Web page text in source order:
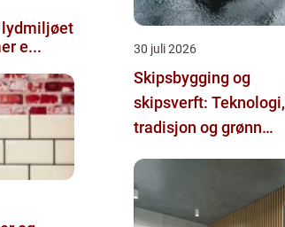
lydmiljøet
e...
30 juli 2026
Skipsbygging og
skipsverft: Teknologi,
tradisjon og grønn